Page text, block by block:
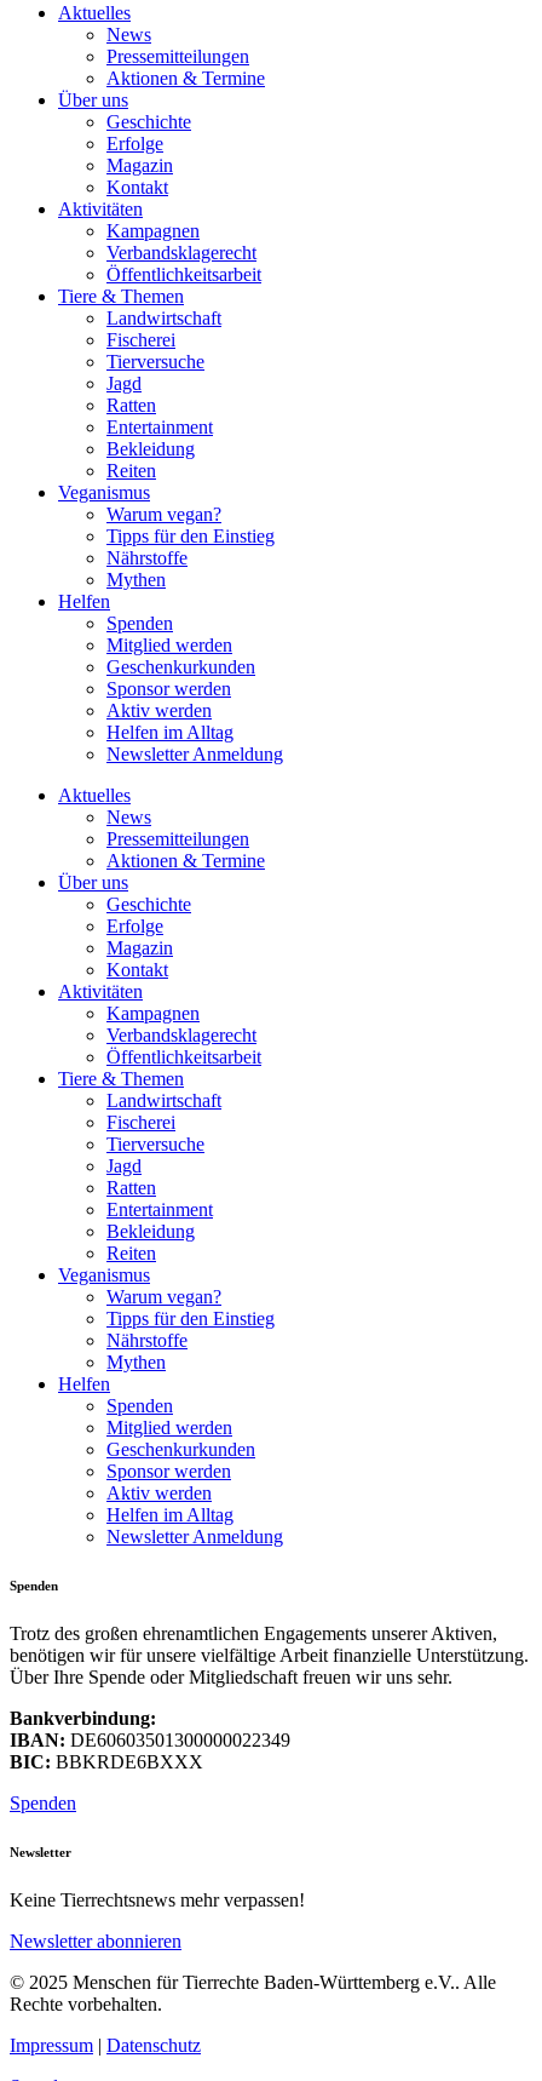
Aktuelles
News
Pressemitteilungen
Aktionen & Termine
Über uns
Geschichte
Erfolge
Magazin
Kontakt
Aktivitäten
Kampagnen
Verbandsklagerecht
Öffentlichkeitsarbeit
Tiere & Themen
Landwirtschaft
Fischerei
Tierversuche
Jagd
Ratten
Entertainment
Bekleidung
Reiten
Veganismus
Warum vegan?
Tipps für den Einstieg
Nährstoffe
Mythen
Helfen
Spenden
Mitglied werden
Geschenkurkunden
Sponsor werden
Aktiv werden
Helfen im Alltag
Newsletter Anmeldung
Aktuelles
News
Pressemitteilungen
Aktionen & Termine
Über uns
Geschichte
Erfolge
Magazin
Kontakt
Aktivitäten
Kampagnen
Verbandsklagerecht
Öffentlichkeitsarbeit
Tiere & Themen
Landwirtschaft
Fischerei
Tierversuche
Jagd
Ratten
Entertainment
Bekleidung
Reiten
Veganismus
Warum vegan?
Tipps für den Einstieg
Nährstoffe
Mythen
Helfen
Spenden
Mitglied werden
Geschenkurkunden
Sponsor werden
Aktiv werden
Helfen im Alltag
Newsletter Anmeldung
Spenden
Trotz des großen ehrenamtlichen Engagements unserer Aktiven,
benötigen wir für unsere vielfältige Arbeit finanzielle Unterstützung.
Über Ihre Spende oder Mitgliedschaft freuen wir uns sehr.
Bankverbindung:
IBAN: DE60603501300000022349
BIC: BBKRDE6BXXX
Spenden
Newsletter
Keine Tierrechtsnews mehr verpassen!
Newsletter abonnieren
© 2025 Menschen für Tierrechte Baden-Württemberg e.V.. Alle
Rechte vorbehalten.
Impressum | Datenschutz